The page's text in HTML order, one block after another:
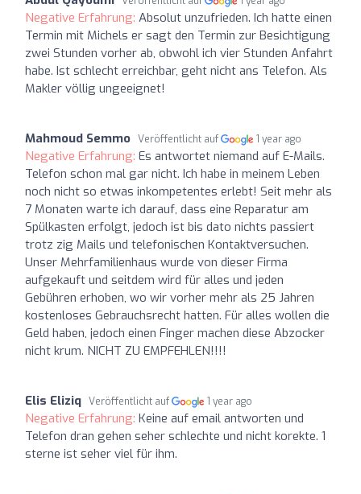
Negative Erfahrung: Absolut unzufrieden. Ich hatte einen
Termin mit Michels er sagt den Termin zur Besichtigung
zwei Stunden vorher ab, obwohl ich vier Stunden Anfahrt
habe. Ist schlecht erreichbar, geht nicht ans Telefon. Als
Makler völlig ungeeignet!
Mahmoud Semmo Veröffentlicht auf 1 year ago
Negative Erfahrung: Es antwortet niemand auf E-Mails.
Telefon schon mal gar nicht. Ich habe in meinem Leben
noch nicht so etwas inkompetentes erlebt! Seit mehr als
7 Monaten warte ich darauf, dass eine Reparatur am
Spülkasten erfolgt, jedoch ist bis dato nichts passiert
trotz zig Mails und telefonischen Kontaktversuchen.
Unser Mehrfamilienhaus wurde von dieser Firma
aufgekauft und seitdem wird für alles und jeden
Gebühren erhoben, wo wir vorher mehr als 25 Jahren
kostenloses Gebrauchsrecht hatten. Für alles wollen die
Geld haben, jedoch einen Finger machen diese Abzocker
nicht krum. NICHT ZU EMPFEHLEN!!!!
Elis Eliziq Veröffentlicht auf 1 year ago
Negative Erfahrung: Keine auf email antworten und
Telefon dran gehen seher schlechte und nicht korekte. 1
sterne ist seher viel für ihm.